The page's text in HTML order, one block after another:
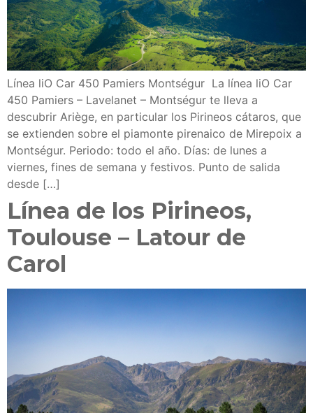
Línea liO Car 450 Pamiers Montségur La línea liO Car
450 Pamiers – Lavelanet – Montségur te lleva a
descubrir Ariège, en particular los Pirineos cátaros, que
se extienden sobre el piamonte pirenaico de Mirepoix a
Montségur. Periodo: todo el año. Días: de lunes a
viernes, fines de semana y festivos. Punto de salida
desde […]
Línea de los Pirineos,
Toulouse – Latour de
Carol